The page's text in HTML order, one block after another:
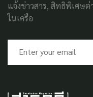
แจ้งข่าวสาร, สิทธิพิเศษ
ในเครือ